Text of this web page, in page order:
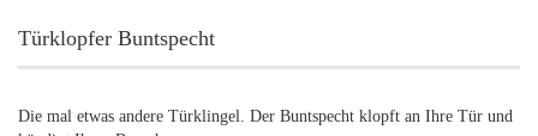
Türklopfer Buntspecht
Die mal etwas andere Türklingel. Der Buntspecht klopft an Ihre Tür und